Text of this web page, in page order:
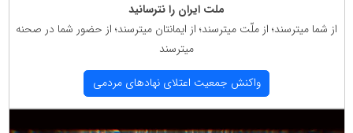
ملت ایران را نترسانید
از شما میترسند؛ از ملّت میترسند؛ از ایمانتان میترسند؛ از حضور شما در صحنه
میترسند
واكنش جمعیت اعتلای نهادهای مردمی